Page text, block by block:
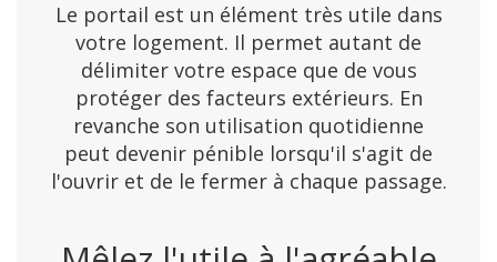
Le portail est un élément très utile dans
votre logement. Il permet autant de
délimiter votre espace que de vous
protéger des facteurs extérieurs. En
revanche son utilisation quotidienne
peut devenir pénible lorsqu'il s'agit de
l'ouvrir et de le fermer à chaque passage.